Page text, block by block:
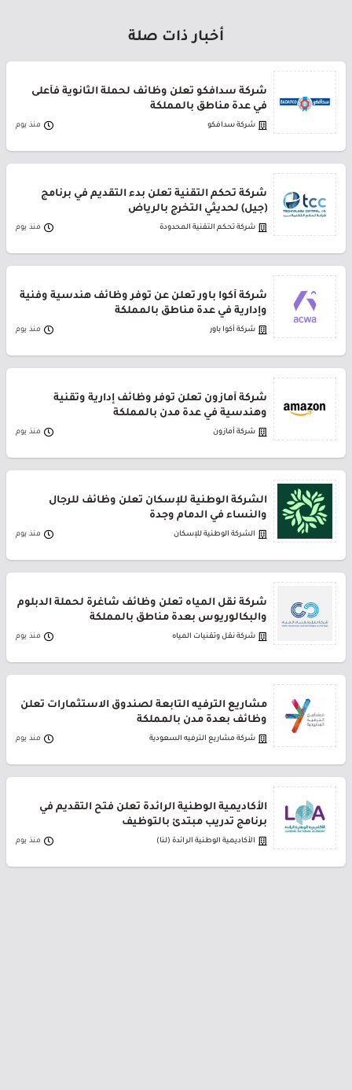
أخبار ذات صلة
شركة سدافكو تعلن وظائف لحملة الثانوية فأعلى
في عدة مناطق بالمملكة
شركة سدافكو منذ يوم
شركة تحكم التقنية تعلن بدء التقديم في برنامج
(جيل) لحديثي التخرج بالرياض
شركة تحكم التقنية المحدودة منذ يوم
شركة أكوا باور تعلن عن توفر وظائف هندسية وفنية
وإدارية في عدة مناطق بالمملكة
شركة أكوا باور منذ يوم
شركة أمازون تعلن توفر وظائف إدارية وتقنية
وهندسية في عدة مدن بالمملكة
شركة أمازون منذ يوم
الشركة الوطنية للإسكان تعلن وظائف للرجال
والنساء في الدمام وجدة
الشركة الوطنية للإسكان منذ يوم
شركة نقل المياه تعلن وظائف شاغرة لحملة الدبلوم
والبكالوريوس بعدة مناطق بالمملكة
شركة نقل وتقنيات المياه منذ يوم
مشاريع الترفيه التابعة لصندوق الاستثمارات تعلن
وظائف بعدة مدن بالمملكة
شركة مشاريع الترفيه السعودية منذ يوم
الأكاديمية الوطنية الرائدة تعلن فتح التقديم في
برنامج تدريب مبتدئ بالتوظيف
الأكاديمية الوطنية الرائدة (لنا) منذ يوم